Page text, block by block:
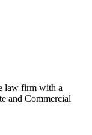
law firm with a
and Commercial